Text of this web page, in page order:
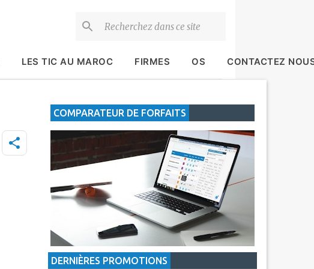
LES TIC AU MAROC FIRMES OS CONTACTEZ
COMPARATEUR DE FORFAITS
DERNIÈRES PROMOTIONS